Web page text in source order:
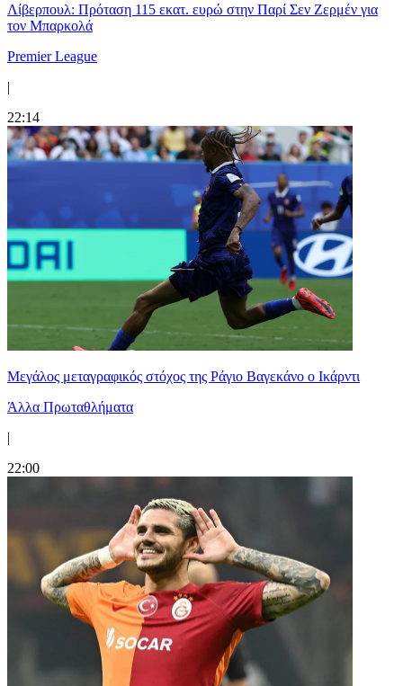
Λίβερπουλ: Πρόταση 115 εκατ. ευρώ στην Παρί Σεν Ζερμέν για
τον Μπαρκολά
Premier League
|
22:14
Μεγάλος μεταγραφικός στόχος της Ράγιο Βαγεκάνο ο Ικάρντι
Άλλα Πρωταθλήματα
|
22:00